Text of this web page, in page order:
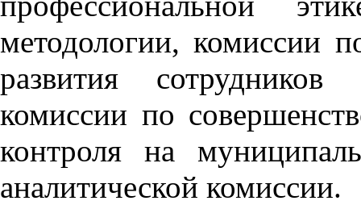
методологии, комиссии
развития сотрудников
комиссии по
контроля на
аналитической комиссии.